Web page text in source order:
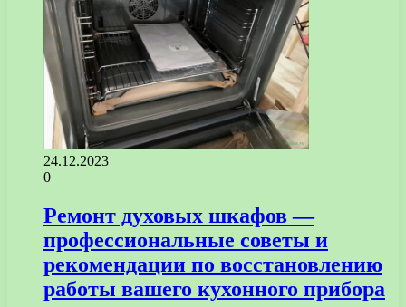
24.12.2023
0
Ремонт духовых шкафов —
профессиональные советы и
рекомендации по восстановлению
работы вашего кухонного прибора